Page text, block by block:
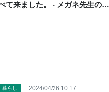
て来ました。 - メガネ先生の日
暮らし 2024/04/26 10:17